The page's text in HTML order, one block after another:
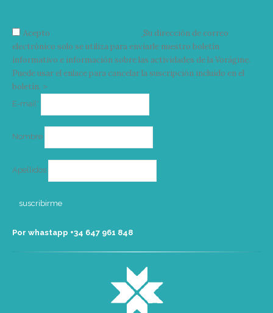
Acepto
Su dirección de correo
electrónico solo se utiliza para enviarle nuestro boletín
informativo e información sobre las actividades de la Vorágine.
Puede usar el enlace para cancelar la suscripción incluido en el
boletín. >
E-mail*
Nombre
Apellidos
Por whastapp +34 ‭647 961 848‬